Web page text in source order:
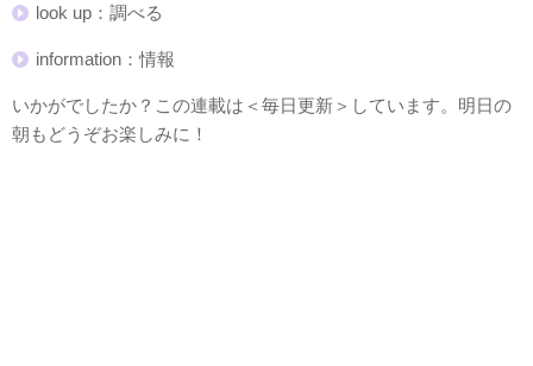
look up：調べる
information：情報
いかがでしたか？この連載は＜毎日更新＞しています。明日の
朝もどうぞお楽しみに！